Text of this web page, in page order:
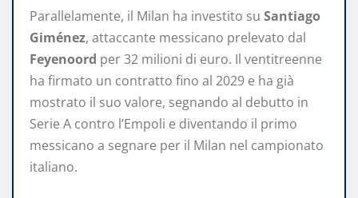
Parallelamente, il Milan ha investito su Santiago
Giménez, attaccante messicano prelevato dal
Feyenoord per 32 milioni di euro. Il ventitreenne
ha firmato un contratto fino al 2029 e ha già
mostrato il suo valore, segnando al debutto in
Serie A contro l’Empoli e diventando il primo
messicano a segnare per il Milan nel campionato
italiano. ​